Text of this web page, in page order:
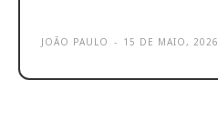
JOÃO PAULO - 15 DE MAIO, 2026